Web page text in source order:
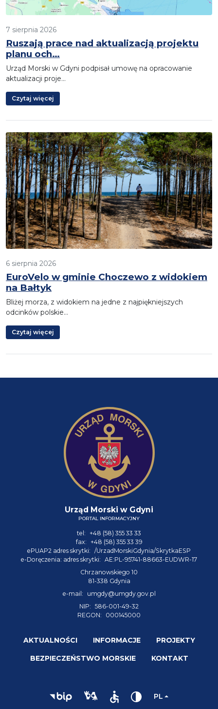
7 sierpnia 2026
Ruszają prace nad aktualizacją projektu
planu och…
Urząd Morski w Gdyni podpisał umowę na opracowanie
aktualizacji proje…
Czytaj więcej
6 sierpnia 2026
EuroVelo w gminie Choczewo z widokiem
na Bałtyk
Bliżej morza, z widokiem na jedne z najpiękniejszych
odcinków polskie…
Czytaj więcej
Urząd Morski w Gdyni
PORTAL INFORMACYJNY
tel: +48 (58) 355 33 33
fax: +48 (58) 355 33 39
ePUAP2 adres skrytki: /UrzadMorskiGdynia/SkrytkaESP
e-Doręczenia: adres skrytki: AE:PL-95741-88663-EUDWR-17
Chrzanowskiego 10
81-338 Gdynia
e-mail:
umgdy@umgdy.gov.pl
NIP: 586-001-49-32
REGON:
000145000
AKTUALNOŚCI INFORMACJE PROJEKTY
BEZPIECZEŃSTWO MORSKIE KONTAKT
PL